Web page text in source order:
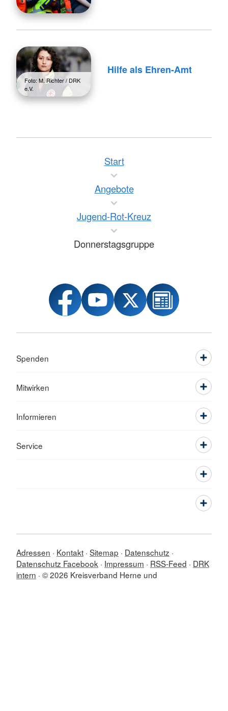
Foto: M. Richter / DRK
e.V.
Hilfe als Ehren-Amt
Start
Angebote
Jugend-Rot-Kreuz
Donnerstagsgruppe
Spenden
Mitwirken
Informieren
Service
Adressen Kontakt Sitemap
Datenschutz
Datenschutz Facebook
Impressum RSS-Feed
DRK
intern © 2026 Kreisverband Herne und